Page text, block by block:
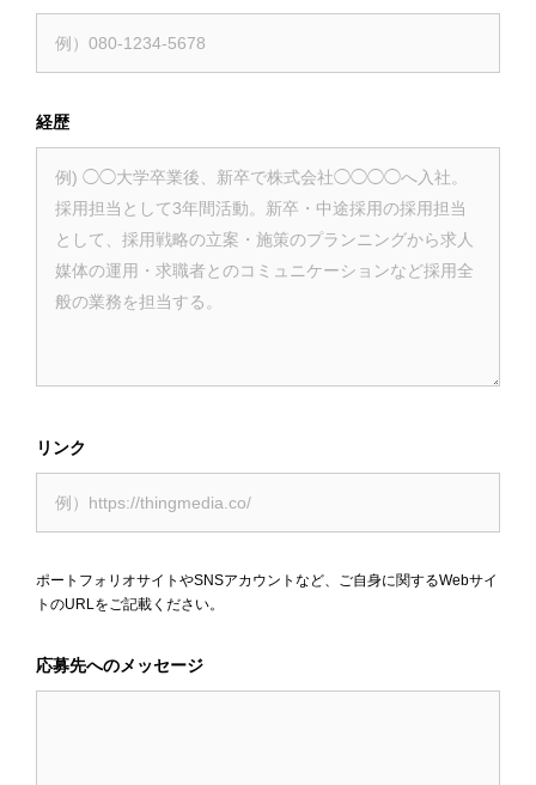
経歴
リンク
ポートフォリオサイトやSNSアカウントなど、ご自身に関するWebサイ
トのURLをご記載ください。
応募先へのメッセージ